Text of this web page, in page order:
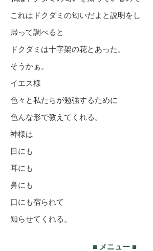
これはドクダミの匂いだよと説明をし
帰って調べると
ドクダミは十字架の花とあった。
そうかぁ。
イエス様
色々と私たちが勉強するために
色んな形で教えてくれる。
神様は
目にも
耳にも
鼻にも
口にも宿られて
知らせてくれる。
■ メニュー ■